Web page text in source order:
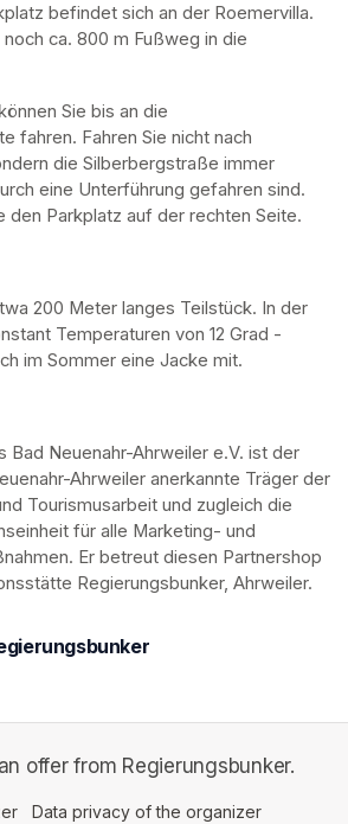
befindet sich an der Roemervilla.
ca. 800 m Fußweg in die
Sie bis an die
fahren. Fahren Sie nicht nach
die Silberbergstraße immer
eine Unterführung gefahren sind.
den Parkplatz auf der rechten Seite.
200 Meter langes Teilstück. In der
Temperaturen von 12 Grad -
im Sommer eine Jacke mit.
Bad Neuenahr-Ahrweiler e.V. ist der
Ahrweiler anerkannte Träger der
Tourismusarbeit und zugleich die
für alle Marketing- und
Er betreut diesen Partnershop
Regierungsbunker, Ahrweiler.
offer from Regierungsbunker.
(opens in a new tab)
Data privacy of the organizer